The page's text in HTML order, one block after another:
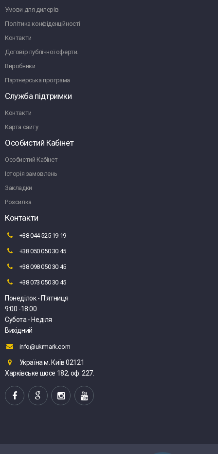
Умови для дилерів
Політика конфіденційності
Контакти
Договір публічної оферти.
Виробники
Партнерська програма
Служба підтримки
Контакти
Карта сайту
Особистий Кабінет
Особистий Кабінет
Історія замовлень
Закладки
Розсилка
Контакти
+38 044 525 19 19
+38 050 050 30 45
+38 098 050 30 45
+38 073 050 30 45
Понеділок - П'ятниця
9:00 -18:00
Субота - Неділя
Вихідний
info@ukrmark.com
Україна м. Київ 02121
Харківське шосе 182, оф. 227.